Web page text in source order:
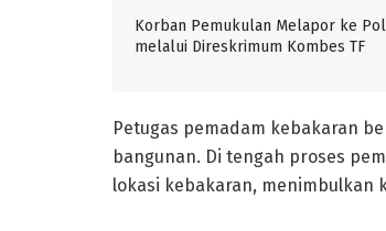
Korban Pemukulan Melapor ke
melalui Direskrimum Kombes TF
Petugas pemadam kebakaran
bangunan. Di tengah proses
lokasi kebakaran, menimbulkan